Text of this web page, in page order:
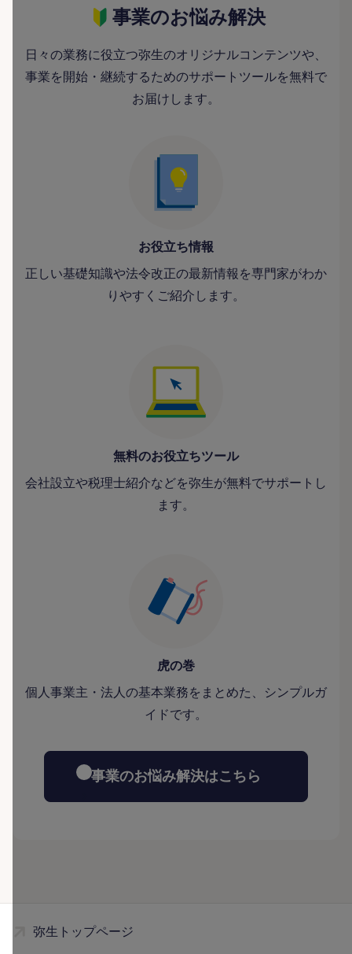
事業のお悩み解決
日々の業務に役立つ弥生のオリジナルコンテンツや、
事業を開始・継続するためのサポートツールを無料で
お届けします。
お役立ち情報
正しい基礎知識や法令改正の最新情報を専門家がわか
りやすくご紹介します。
無料のお役立ちツール
会社設立や税理士紹介などを弥生が無料でサポートし
ます。
虎の巻
個人事業主・法人の基本業務をまとめた、シンプルガ
イドです。
事業のお悩み解決はこちら
弥生トップページ